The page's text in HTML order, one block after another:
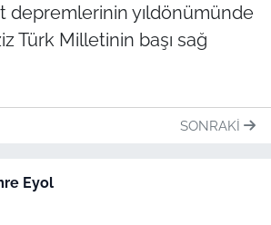
depremlerinin yıldönümünde
Türk Milletinin başı sağ
SONRAKI
Eyol